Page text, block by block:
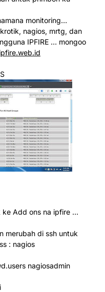
monitoring…
nagios, mrtg, dan
IPFIRE … mongoo
ke Add ons na ipfire …
merubah di ssh untuk
: nagios
nagiosadmin